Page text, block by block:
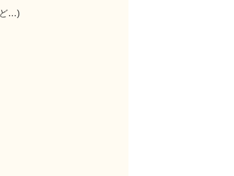
ど…)